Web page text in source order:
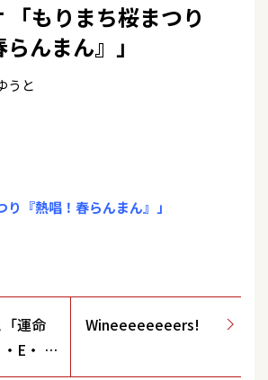
「もりまち桜まつり
らんまん』」
うと
り『熱唱！春らんまん』」
運命
E・ F
ース
Wineeeeeeeers!